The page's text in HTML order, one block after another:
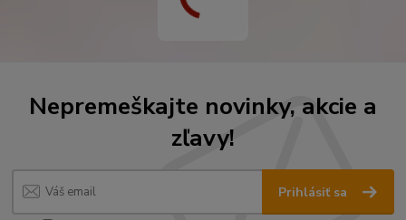
Nepremeškajte novinky, akcie a
zľavy!
Prihlásiť sa